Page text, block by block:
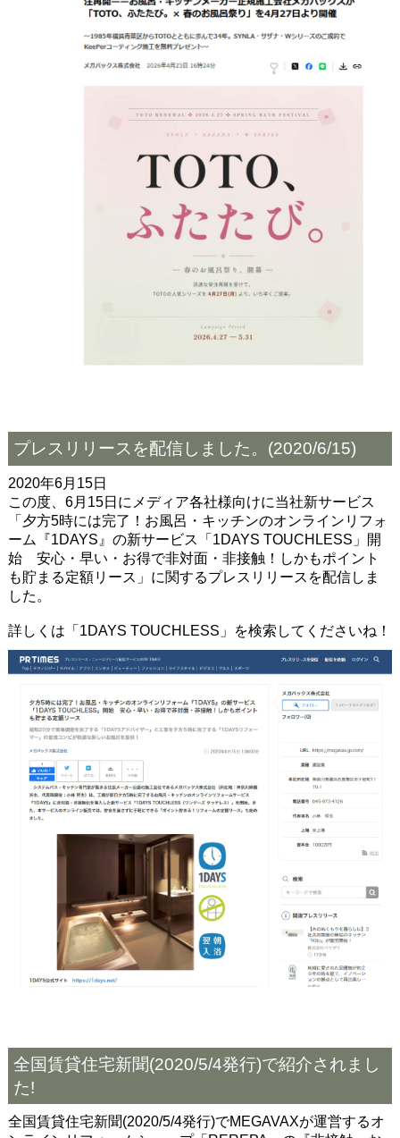
プレスリリースを配信しました。(2020/6/15)
2020年6月15日
この度、6月15日にメディア各社様向けに当社新サービス
「夕方5時には完了！お風呂・キッチンのオンラインリフォ
ーム『1DAYS』の新サービス「1DAYS TOUCHLESS」開
始 安心・早い・お得で非対面・非接触！しかもポイント
も貯まる定額リース」に関するプレスリリースを配信しま
した。
詳しくは「1DAYS TOUCHLESS」を検索してくださいね！
全国賃貸住宅新聞(2020/5/4発行)で紹介されまし
た!
全国賃貸住宅新聞(2020/5/4発行)でMEGAVAXが運営するオ